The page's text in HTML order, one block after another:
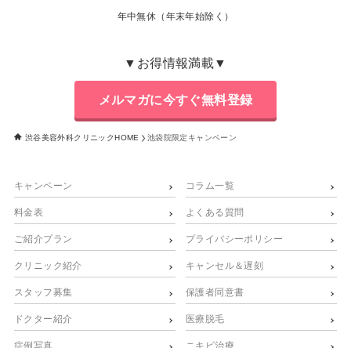
年中無休（年末年始除く）
▼お得情報満載▼
メルマガに今すぐ無料登録
渋谷美容外科クリニックHOME 池袋院限定キャンペーン
キャンペーン
料金表
ご紹介プラン
クリニック紹介
スタッフ募集
ドクター紹介
症例写真
コラム一覧
よくある質問
プライバシーポリシー
キャンセル＆遅刻
保護者同意書
医療脱毛
ニキビ治療